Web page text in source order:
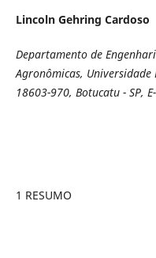
Lincoln Gehring Cardoso
Departamento de
Agronômicas, Universidade
18603-970, Botucatu - SP,
1 RESUMO